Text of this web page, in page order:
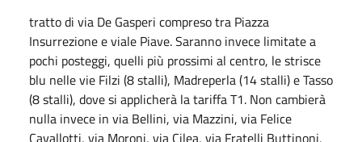
tratto di via De Gasperi compreso tra Piazza
Insurrezione e viale Piave. Saranno invece limitate a
pochi posteggi, quelli più prossimi al centro, le strisce
blu nelle vie Filzi (8 stalli), Madreperla (14 stalli) e Tasso
(8 stalli), dove si applicherà la tariffa T1. Non cambierà
nulla invece in via Bellini, via Mazzini, via Felice
Cavallotti, via Moroni, via Cilea, via Fratelli Buttinoni,